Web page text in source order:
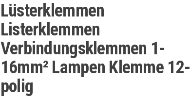
Lüsterklemmen
Listerklemmen
Verbindungsklemmen 1-
16mm² Lampen Klemme 12-
polig